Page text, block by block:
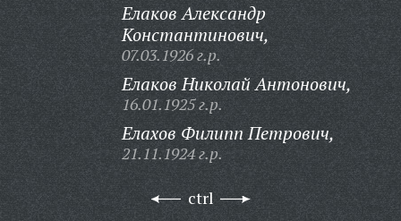
Елаков Александр
Константинович,
07.03.1926 г.р.
Елаков Николай Антонович,
16.01.1925 г.р.
Елахов Филипп Петрович,
21.11.1924 г.р.
ctrl